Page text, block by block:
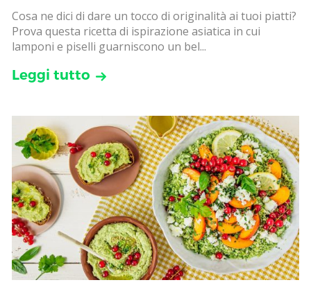
Cosa ne dici di dare un tocco di originalità ai tuoi piatti?
Prova questa ricetta di ispirazione asiatica in cui
lamponi e piselli guarniscono un bel...
Leggi tutto